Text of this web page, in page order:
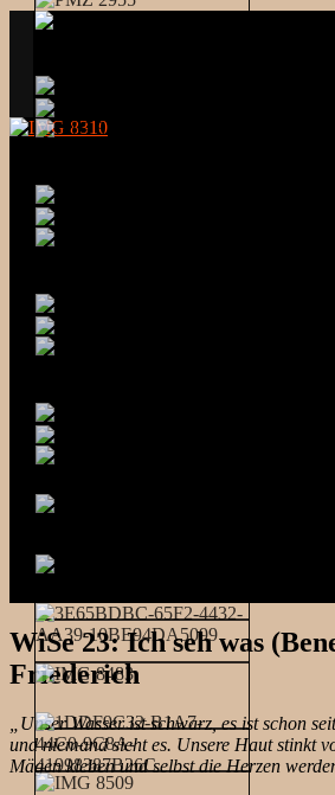
WiSe 23: Ich seh was
Friederich
„Unser Wasser ist schwarz, es ist schon
und niemand sieht es. Unsere Haut stinkt
Mägen kleben und selbst die Herzen